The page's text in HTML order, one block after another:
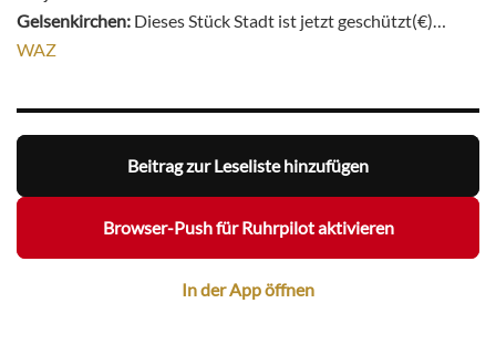
Gelsenkirchen: Dieses Stück Stadt ist jetzt geschützt(€)…
WAZ
Beitrag zur Leseliste hinzufügen
Browser-Push für Ruhrpilot aktivieren
In der App öffnen